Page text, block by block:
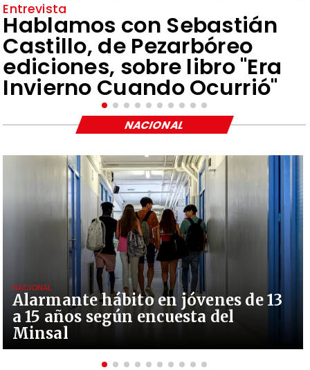
Entrevista
Hablamos con Sebastián
Castillo, de Pezarbóreo
ediciones, sobre libro "Era
Invierno Cuando Ocurrió"
Alarmante hábito en jóvenes de 13
a 15 años según encuesta del
Minsal
NACIONAL
NACIONAL